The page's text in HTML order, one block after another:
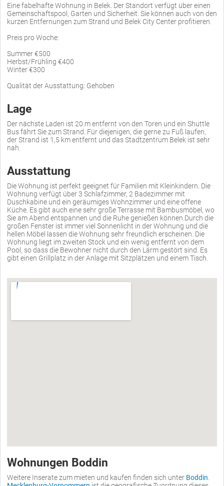
Eine fabelhafte Wohnung in Belek. Der Standort verfügt über einen
Gemeinschaftspool, Garten und Sicherheit. Sie können auch von den
kurzen Entfernungen zum Strand und Belek City Center profitieren.
Preis pro Woche:
Summer €500
Herbst/Frühling €400
Winter €300
Qualität der Ausstattung: Gehoben
Lage
Der nächste Laden ist 20 m entfernt von den Toren und ein Shuttle
Bus fährt Sie zum Strand. Für diejenigen, die gerne zu Fuß laufen,
der Strand ist 1,5 km entfernt und das Stadtzentrum Belek ist sehr
nah.
Ausstattung
Die Wohnung ist perfekt geeignet für Familien mit Kleinkindern. Die
Wohnung verfügt über 3 Schlafzimmer, 2 Badezimmer mit
Duschkabine und ein geräumiges Wohnzimmer und eine offene
Küche. Es gibt auch eine sehr große Terrasse mit Bambusmöbel, wo
Sie am Abend entspannen und die Ruhe genießen können.Durch die
großen Fenster ist immer viel Sonnenlicht in der Wohnung und die
hellen Möbel lassen die Wohnung sehr freundlich erscheinen. Die
Wohnung liegt im zweiten Stock und ein wenig entfernt von dem
Pool, so dass die Bewohner nicht durch den Lärm gestört sind. Es
gibt einen Grillplatz in der Anlage mit Sitzplätzen und einem Tisch.
Wohnungen Boddin
Weitere Inserate zum mieten und kaufen finden sich unter Boddin